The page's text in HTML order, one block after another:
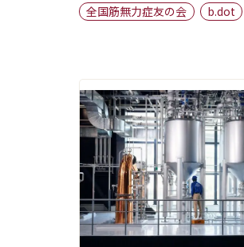
全国筋無力症友の会
b.dot